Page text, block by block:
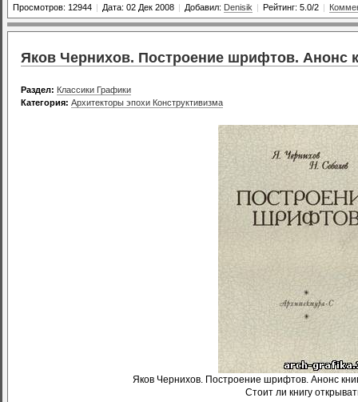
Просмотров: 12944 | Дата: 02 Дек 2008 | Добавил: Denisik | Рейтинг: 5.0/2 |
Яков Чернихов. Построение шрифтов. Анонс
Раздел: Классики Графики
Категория: Архитекторы эпохи Конструктивизма
Яков Чернихов. Построение шрифтов. Анонс
Стоит ли книгу